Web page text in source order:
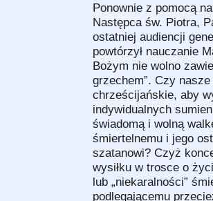
Ponownie z pomocą
Następca św. Piotra,
ostatniej audiencji
powtórzył nauczanie
Bożym nie wolno
grzechem”. Czy
chrześcijańskie, aby
indywidualnych
świadomą i wolną
śmiertelnemu i jego
szatanowi? Czyż
wysiłku w trosce o
lub „niekaralności”
podlegającemu